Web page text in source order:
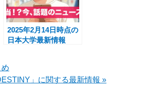
2025年2月14日時点の
日本大学最新情報
」に関する最新情報 »